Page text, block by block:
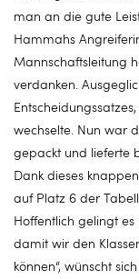
man an die gute
Hammahs
Mannschaftsleitung
verdanken.
wechselte. Nun war
gepackt und lieferte
Dank dieses
auf Platz 6 der
Hoffentlich gelingt
damit wir den
können“, wünscht